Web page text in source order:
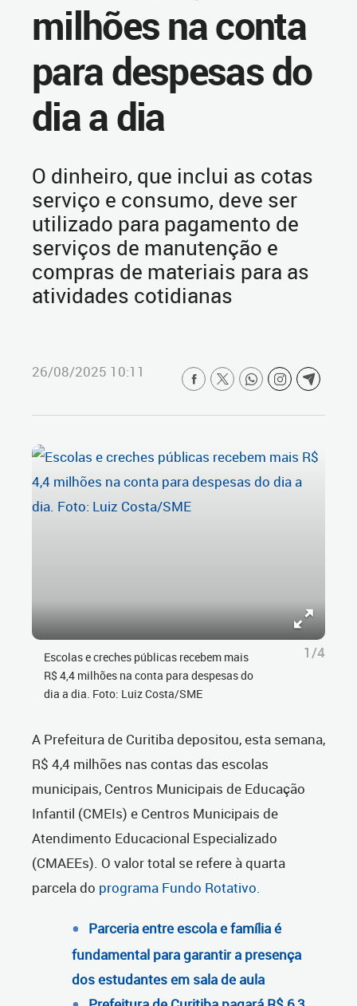
milhões na conta
para despesas do
dia a dia
O dinheiro, que inclui as cotas
serviço e consumo, deve ser
utilizado para pagamento de
serviços de manutenção e
compras de materiais para as
atividades cotidianas
26/08/2025 10:11
Escolas e creches públicas recebem mais
R$ 4,4 milhões na conta para despesas do
dia a dia. Foto: Luiz Costa/SME
1/4
A Prefeitura de Curitiba depositou, esta semana,
R$ 4,4 milhões nas contas das escolas
municipais, Centros Municipais de Educação
Infantil (CMEIs) e Centros Municipais de
Atendimento Educacional Especializado
(CMAEEs). O valor total se refere à quarta
parcela do programa Fundo Rotativo.
Parceria entre escola e família é
fundamental para garantir a presença
dos estudantes em sala de aula